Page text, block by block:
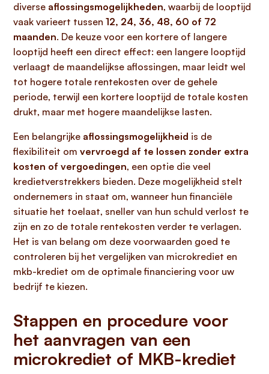
diverse aflossingsmogelijkheden, waarbij de looptijd
vaak varieert tussen 12, 24, 36, 48, 60 of 72
maanden. De keuze voor een kortere of langere
looptijd heeft een direct effect: een langere looptijd
verlaagt de maandelijkse aflossingen, maar leidt wel
tot hogere totale rentekosten over de gehele
periode, terwijl een kortere looptijd de totale kosten
drukt, maar met hogere maandelijkse lasten.
Een belangrijke aflossingsmogelijkheid is de
flexibiliteit om vervroegd af te lossen zonder extra
kosten of vergoedingen, een optie die veel
kredietverstrekkers bieden. Deze mogelijkheid stelt
ondernemers in staat om, wanneer hun financiële
situatie het toelaat, sneller van hun schuld verlost te
zijn en zo de totale rentekosten verder te verlagen.
Het is van belang om deze voorwaarden goed te
controleren bij het vergelijken van microkrediet en
mkb-krediet om de optimale financiering voor uw
bedrijf te kiezen.
Stappen en procedure voor
het aanvragen van een
microkrediet of MKB-krediet